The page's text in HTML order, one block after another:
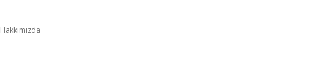
Hakkımızda